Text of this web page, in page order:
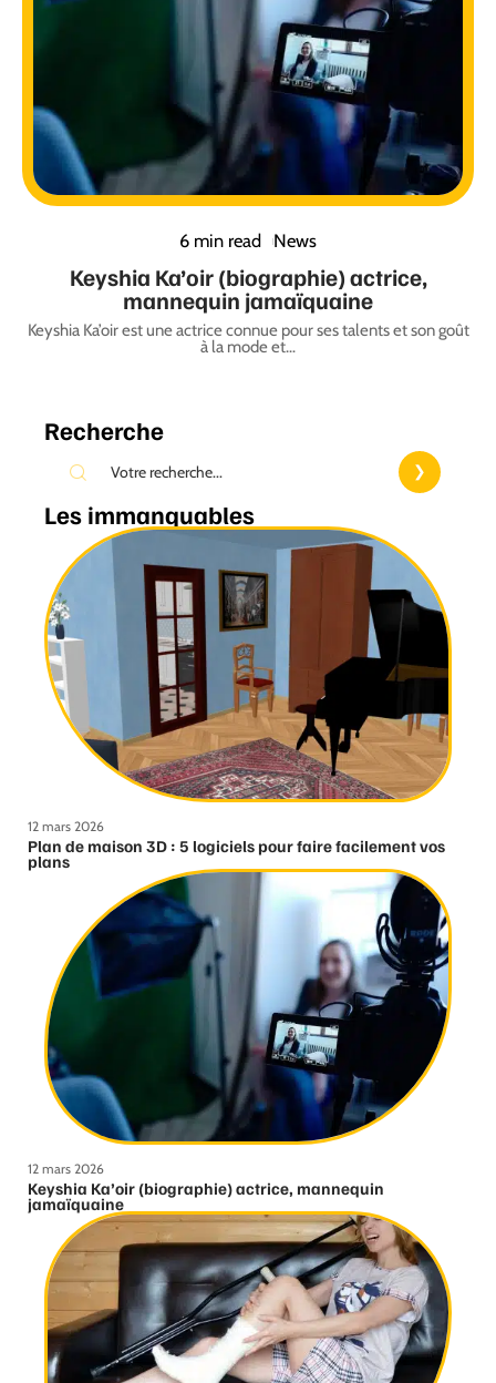
6 min read News
Keyshia Ka’oir (biographie) actrice,
mannequin jamaïquaine
Keyshia Ka’oir est une actrice connue pour ses talents et son goût
à la mode et…
Recherche
Les immanquables
12 mars 2026
Plan de maison 3D : 5 logiciels pour faire facilement vos
plans
12 mars 2026
Keyshia Ka’oir (biographie) actrice, mannequin
jamaïquaine